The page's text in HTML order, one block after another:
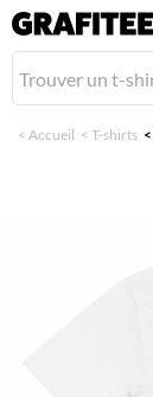
< Accueil < T-shirts <